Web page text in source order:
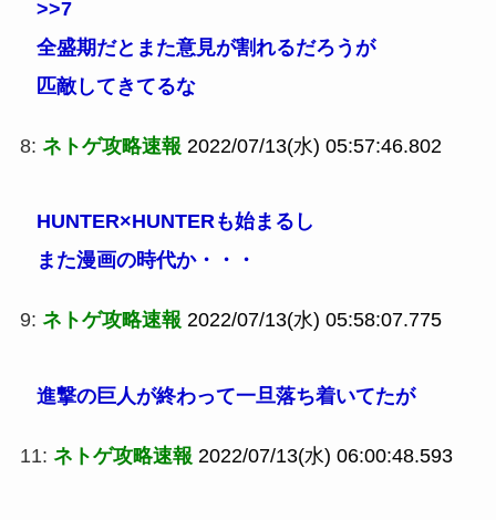
>>7
全盛期だとまた意見が割れるだろうが
匹敵してきてるな
8: ネトゲ攻略速報 2022/07/13(水) 05:57:46.802
HUNTER×HUNTERも始まるし
また漫画の時代か・・・
9: ネトゲ攻略速報 2022/07/13(水) 05:58:07.775
進撃の巨人が終わって一旦落ち着いてたが
11: ネトゲ攻略速報 2022/07/13(水) 06:00:48.593